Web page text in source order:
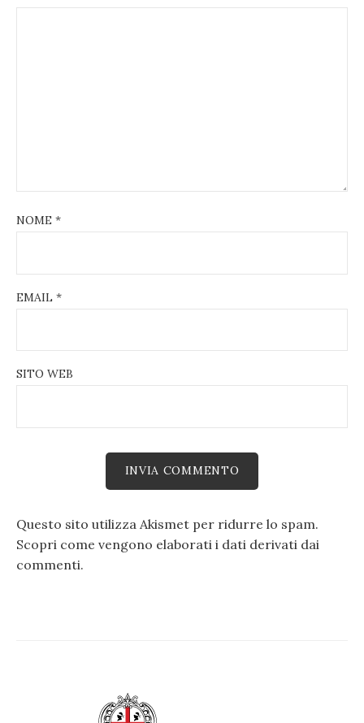
NOME *
EMAIL *
SITO WEB
Questo sito utilizza Akismet per ridurre lo spam.
Scopri come vengono elaborati i dati derivati dai
commenti.